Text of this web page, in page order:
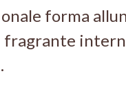
forma
fragrante